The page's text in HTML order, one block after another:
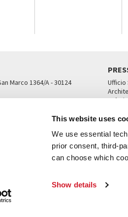
This website uses
We use essential
prior consent, third-
can choose which
Show details
Marco 1364/A - 30124
Ufficio
Ca’
UFFICI